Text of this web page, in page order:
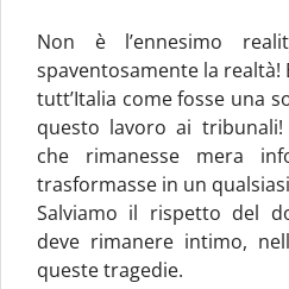
Non è l’ennesimo
spaventosamente la realtà!
tutt’Italia come fosse una
questo lavoro ai
che rimanesse mera
trasformasse in un
Salviamo il rispetto del
deve rimanere intimo,
queste tragedie.